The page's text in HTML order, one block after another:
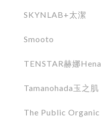
SKYNLAB+太潔
Smooto
TENSTAR赫娜Hena
Tamanohada玉之肌
The Public Organic